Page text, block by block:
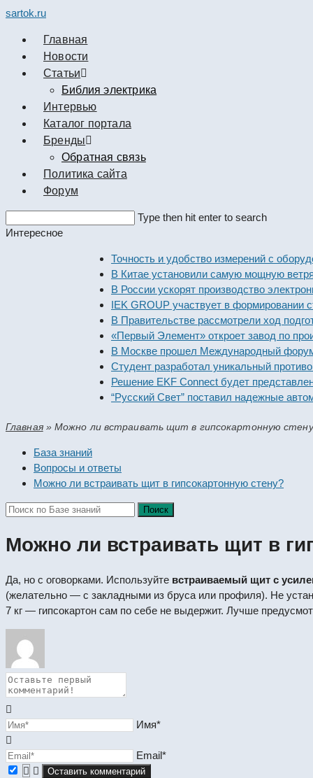
sartok.ru
Главная
Новости
Cтатьи
Библия электрика
Интервью
Каталог портала
Бренды
Обратная связь
Политика сайта
Форум
this
Type then hit enter to search
Интересное
Точность и удобство измерений с
В Китае установили самую мощную
В России ускорят производство
IEK GROUP участвует в формировании
В Правительстве рассмотрели ход
«Первый Элемент» откроет завод по
В Москве прошел Международный форум
Студент разработал уникальный
Решение EKF Connect будет представлено
“Русский Свет” поставил надежные
Главная»Можно ли встраивать щит в гипсокартонную
База знаний
Вопросы и ответы
Можно ли встраивать щит в гипсокартонную стену?
Можно ли встраивать щит в
Да, но с оговорками. Используйте встраиваемый щит с
(желательно — с закладными из бруса или профиля). Не
7 кг — гипсокартон сам по себе не выдержит. Лучше
Имя*
Email*